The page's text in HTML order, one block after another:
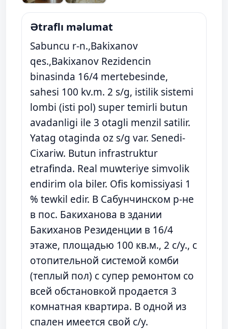
Ətraflı məlumat
Sabuncu r-n.,Bakixanov
qes.,Bakixanov Rezidencin
binasinda 16/4 mertebesinde,
sahesi 100 kv.m. 2 s/g, istilik sistemi
lombi (isti pol) super temirli butun
avadanligi ile 3 otagli menzil satilir.
Yatag otaginda oz s/g var. Senedi-
Cixariw. Butun infrastruktur
etrafinda. Real muwteriye simvolik
endirim ola biler. Ofis komissiyasi 1
% tewkil edir. В Сабунчинском р-не
в пос. Бакиханова в здании
Бакиханов Резиденции в 16/4
этаже, площадью 100 кв.м., 2 с/у., с
отопительной системой комби
(теплый пол) с супер ремонтом со
всей обстановкой продается 3
комнатная квартира. В одной из
спален имеется свой с/у.